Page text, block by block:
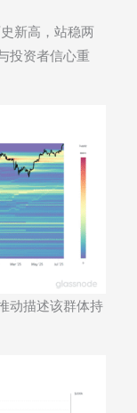
新高，站稳两
投资者信心重
动描述该群体持